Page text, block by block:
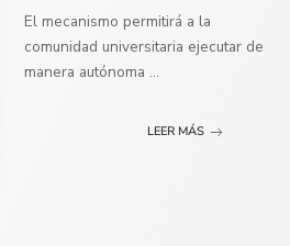
El mecanismo permitirá a la
comunidad universitaria ejecutar de
manera autónoma ...
LEER MÁS